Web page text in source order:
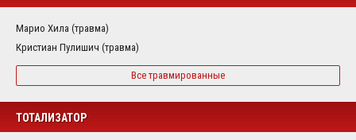
Марио Хила (травма)
Кристиан Пулишич (травма)
Все травмированные
ТОТАЛИЗАТОР